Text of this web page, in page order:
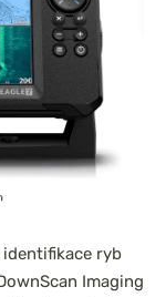
identifikace ryb
Imaging